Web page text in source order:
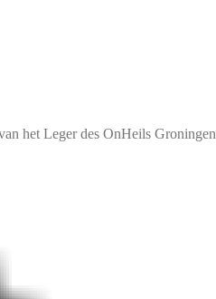
het Leger des OnHeils Groningen